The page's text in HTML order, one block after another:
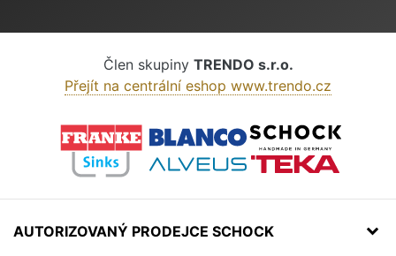
Člen skupiny TRENDO s.r.o.
Přejít na centrální eshop www.trendo.cz
AUTORIZOVANÝ PRODEJCE SCHOCK